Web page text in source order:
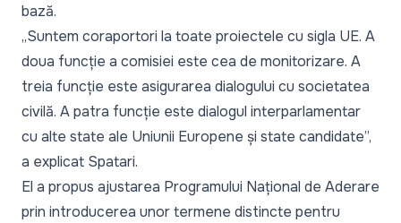
bază.
„Suntem coraportori la toate proiectele cu sigla UE. A
doua funcție a comisiei este cea de monitorizare. A
treia funcție este asigurarea dialogului cu societatea
civilă. A patra funcție este dialogul interparlamentar
cu alte state ale Uniunii Europene și state candidate”,
a explicat Spatari.
El a propus ajustarea Programului Național de Aderare
prin introducerea unor termene distincte pentru